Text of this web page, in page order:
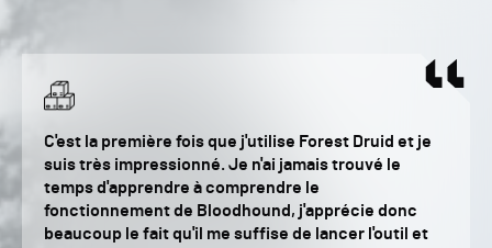
C'est la première fois que j'utilise Forest Druid et je
suis très impressionné. Je n'ai jamais trouvé le
temps d'apprendre à comprendre le
fonctionnement de Bloodhound, j'apprécie donc
beaucoup le fait qu'il me suffise de lancer l'outil et